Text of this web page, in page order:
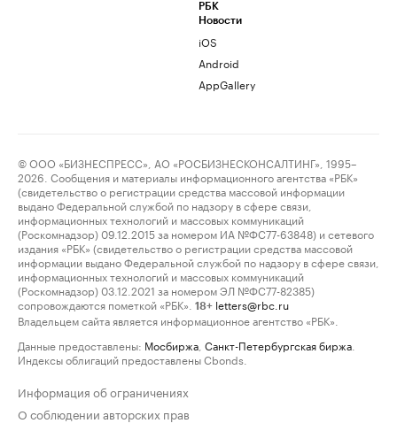
РБК
Новости
iOS
Android
AppGallery
© ООО «БИЗНЕСПРЕСС», АО «РОСБИЗНЕСКОНСАЛТИНГ», 1995–
2026. Сообщения и материалы информационного агентства «РБК»
(свидетельство о регистрации средства массовой информации
выдано Федеральной службой по надзору в сфере связи,
информационных технологий и массовых коммуникаций
(Роскомнадзор) 09.12.2015 за номером ИА №ФС77-63848) и сетевого
издания «РБК» (свидетельство о регистрации средства массовой
информации выдано Федеральной службой по надзору в сфере связи,
информационных технологий и массовых коммуникаций
(Роскомнадзор) 03.12.2021 за номером ЭЛ №ФС77-82385)
сопровождаются пометкой «РБК».
18+ letters@rbc.ru
Владельцем сайта является информационное агентство «РБК».
Данные предоставлены: Мосбиржа Санкт-Петербургская биржа
Индексы облигаций предоставлены Cbonds.
Информация об ограничениях
О соблюдении авторских прав